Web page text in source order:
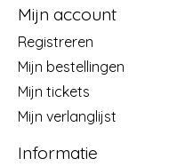
Mijn account
Registreren
Mijn bestellingen
Mijn tickets
Mijn verlanglijst
Informatie